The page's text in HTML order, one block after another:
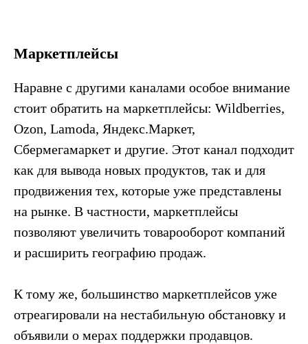
Маркетплейсы
Наравне с другими каналами особое внимание
стоит обратить на маркетплейсы: Wildberries,
Ozon, Lamoda, Яндекс.Маркет,
Сбермегамаркет и другие. Этот канал подходит
как для вывода новых продуктов, так и для
продвижения тех, которые уже представлены
на рынке. В частности, маркетплейсы
позволяют увеличить товарооборот компаний
и расширить географию продаж.
К тому же, большинство маркетплейсов уже
отреагировали на нестабильную обстановку и
объявили о мерах поддержки продавцов.